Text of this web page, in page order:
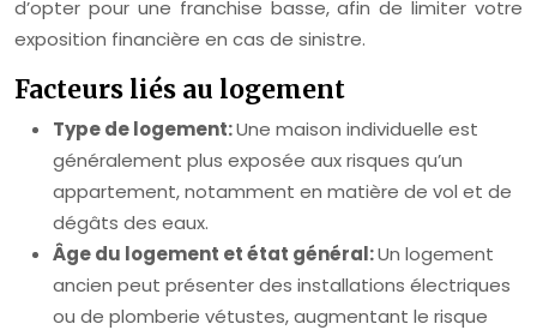
d’opter pour une franchise basse, afin de limiter votre
exposition financière en cas de sinistre.
Facteurs liés au logement
Type de logement:Une maison individuelle est
généralement plus exposée aux risques qu’un
appartement, notamment en matière de vol et de
dégâts des eaux.
Âge du logement et état général:Un logement
ancien peut présenter des installations électriques
ou de plomberie vétustes, augmentant le risque